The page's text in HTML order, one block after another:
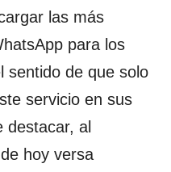
las más
para los
sentido de que solo
servicio en sus
destacar, al
hoy versa